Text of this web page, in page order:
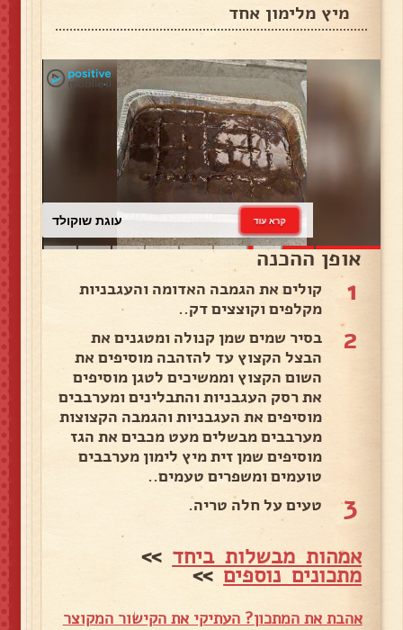
מיץ מלימון אחד
עוגת שוקולד קרא עוד
אופן ההכנה
1
קולים את הגמבה האדומה והעגבניות
מקלפים וקוצצים דק..
2
בסיר שמים שמן קנולה ומטגנים את
הבצל הקצוץ עד להזהבה מוסיפים את
השום הקצוץ וממשיכים לטגן מוסיפים
את רסק העגבניות והתבלינים ומערבבים
מוסיפים את העגבניות והגמבה הקצוצות
מערבבים מבשלים מעט מכבים את הגז
מוסיפים שמן זית מיץ לימון מערבבים
טועמים ומשפרים טעמים..
3 טעים על חלה טריה.
אמהות מבשלות ביחד >>
מתכונים נוספים>>
אהבת את המתכון? העתיקי את הקישור המקוצר